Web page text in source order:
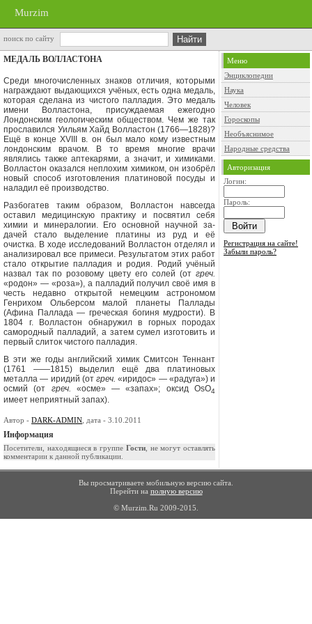
Murzim
поиск по сайту
МЕДАЛЬ ВОЛЛАСТОНА
Среди многочисленных знаков отличия, которыми
награждают выдающих­ся учёных, есть одна медаль,
которая сделана из чистого палладия. Это ме­даль
имени Волластона, присуждаемая ежегодно
Лондонским геологическим обществом. Чем же так
прославился Уильям Хайд Волластон (1766—1828)?
Ещё в концеXVIIIв. он был мало кому известным
лондонским врачом. В то время многие врачи
являлись также аптекарями, а значит, и химиками.
Волластон оказался неплохим химиком, он изобрёл
новый способ изготовле­ния платиновой посуды и
наладил её производство.
Разбогатев таким образом, Волластон навсегда
оставил медицинскую практику и посвятил себя
химии и минералогии. Его основной научной за­
дачей стало выделение платины из руд и её
очистка. В ходе исследований Волластон отделял и
анализировал все примеси. Результатом этих работ
стало открытие палладия и родия. Родий учёный
назвал так по розовому цвету его солей (от греч.
«родон» — «роза»), а палладий получил своё имя в
честь недавно открытой немецким астрономом
Генрихом Ольберсом ма­лой планеты Паллады
(Афина Паллада — греческая богиня мудрости). В
1804 г. Волластон обнаружил в горных породах
самородный палладий, а затем сумел изготовить и
первый слиток чистого палладия.
В эти же годы английский химик Смитсон Теннант
(1761 ——1815) выде­лил ещё два платиновых
металла — иридий (от греч.«иридос» — «радуга») и
осмий (от греч. «осме» — «запах»; оксидOsO4
имеет неприятный запах).
Автор - DARK-ADMIN , дата - 3.10.2011
Информация
Посетители, находящиеся в группе Гости, не могут оставлять
комментарии к данной публикации.
Меню
Энциклопедии
Наука
Человек
Гороскопы
Необъяснимое
Народные средства
Авторизация
Логин:
Пароль:
Регистрация на сайте!
Забыли пароль?
Вы просматриваете мобильную версию сайта.
Перейти на полную версию
© Murzim.Ru 2009-2015.